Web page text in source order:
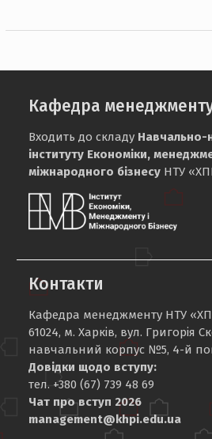
Кафедра
Входить до складу Навчально-
інституту Економіки,
міжнародного бізнесу НТУ
Контакти
Кафедра менеджменту НТУ
61024, м. Харків, вул. Григорія
навчальний корпус №5, 4-й
Довідки щодо вступу:
тел. +380 (67) 739 48 69
Чат про вступ 2026
management@khpi.edu.ua